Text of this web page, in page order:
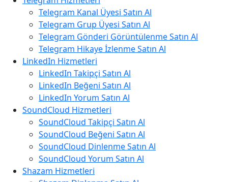
Telegram Kanal Üyesi Satın Al
Telegram Grup Üyesi Satın Al
Telegram Gönderi Görüntülenme Satın Al
Telegram Hikaye İzlenme Satın Al
LinkedIn Hizmetleri
LinkedIn Takipçi Satın Al
LinkedIn Beğeni Satın Al
LinkedIn Yorum Satın Al
SoundCloud Hizmetleri
SoundCloud Takipçi Satın Al
SoundCloud Beğeni Satın Al
SoundCloud Dinlenme Satın Al
SoundCloud Yorum Satın Al
Shazam Hizmetleri